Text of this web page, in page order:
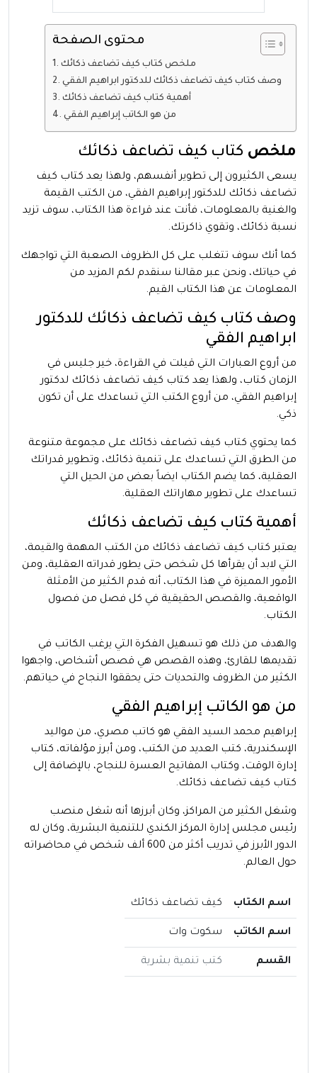
محتوى الصفحة
ملخص كتاب كيف تضاعف ذكائك
وصف كتاب كيف تضاعف ذكائك للدكتور ابراهيم الفقي
أهمية كتاب كيف تضاعف ذكائك
من هو الكاتب إبراهيم الفقي
ملخص كتاب كيف تضاعف ذكائك
يسعى الكثيرون إلى تطوير أنفسهم، ولهذا يعد كتاب كيف
تضاعف ذكائك للدكتور إبراهيم الفقي، من الكتب القيمة
والغنية بالمعلومات، فأنت عند قراءة هذا الكتاب، سوف تزيد
نسبة ذكائك، وتقوي ذاكرتك.
كما أنك سوف تتغلب على كل الظروف الصعبة التي تواجهك
في حياتك، ونحن عبر مقالنا سنقدم لكم المزيد من
المعلومات عن هذا الكتاب القيم.
وصف كتاب كيف تضاعف ذكائك للدكتور
ابراهيم الفقي
من أروع العبارات التي قيلت في القراءة، خير جليس في
الزمان كتاب، ولهذا يعد كتاب كيف تضاعف ذكائك لدكتور
إبراهيم الفقي، من أروع الكتب التي تساعدك على أن تكون
ذكي.
كما يحتوي كتاب كيف تضاعف ذكائك على مجموعة متنوعة
من الطرق التي تساعدك على تنمية ذكائك، وتطوير قدراتك
العقلية، كما يضم الكتاب ايضاً بعض من الحيل التي
تساعدك على تطوير مهاراتك العقلية.
أهمية كتاب كيف تضاعف ذكائك
يعتبر كتاب كيف تضاعف ذكائك من الكتب المهمة والقيمة،
التي لابد أن يقرأها كل شخص حتى يطور قدراته العقلية، ومن
الأمور المميزة في هذا الكتاب، أنه قدم الكثير من الأمثلة
الواقعية، والقصص الحقيقية في كل فصل من فصول
الكتاب.
والهدف من ذلك هو تسهيل الفكرة التي يرغب الكاتب في
تقديمها للقارئ، وهذه القصص هي قصص أشخاص، واجهوا
الكثير من الظروف والتحديات حتى يحققوا النجاح في حياتهم.
من هو الكاتب إبراهيم الفقي
إبراهيم محمد السيد الفقي هو كاتب مصري، من مواليد
الإسكندرية، كتب العديد من الكتب، ومن أبرز مؤلفاته، كتاب
إدارة الوقت، وكتاب المفاتيح العسرة للنجاح، بالإضافة إلى
كتاب كيف تضاعف ذكائك.
وشغل الكثير من المراكز، وكان أبرزها أنه شغل منصب
رئيس مجلس إدارة المركز الكندي للتنمية البشرية، وكان له
الدور الأبرز في تدريب أكثر من 600 ألف شخص في محاضراته
حول العالم.
اسم الكتاب كيف تضاعف ذكائك
اسم الكاتب سكوت وات
القسم كتب تنمية بشرية